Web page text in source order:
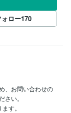
ォロー170
、お問い合わせの
い。
す。